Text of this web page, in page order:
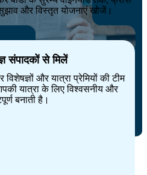
सुझाव और विस्तृत योजनाएं खोजें।
संपादकों से मिलें
विशेषज्ञों और यात्रा प्रेमियों की टीम
यात्रा के लिए विश्वसनीय और
बनाती है।